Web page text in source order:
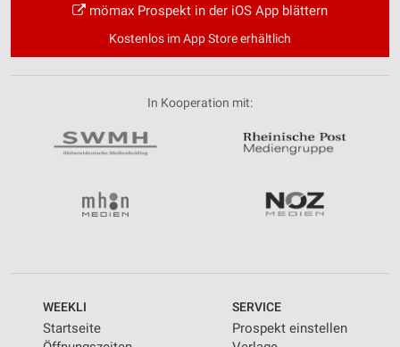
mömax Prospekt in der iOS App blättern
Kostenlos im App Store erhältlich
In Kooperation mit:
WEEKLI
Startseite
SERVICE
Prospekt einstellen